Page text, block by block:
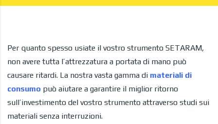
Per quanto spesso usiate il vostro strumento SETARAM,
non avere tutta l’attrezzatura a portata di mano può
causare ritardi. La nostra vasta gamma di materiali di
consumo può aiutare a garantire il miglior ritorno
sull’investimento del vostro strumento attraverso studi sui
materiali senza interruzioni.